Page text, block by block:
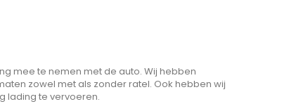
mee te nemen met de auto. Wij hebben
zowel met als zonder ratel. Ook hebben wij
lading te vervoeren.